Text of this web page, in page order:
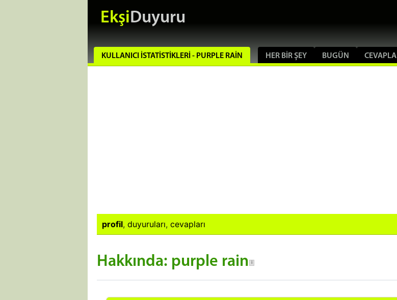
EkşiDuyuru
KULLANICI İSTATISTIKLERI - PURPLE RAIN HER BIR ŞEY BUGÜN CEVAPLA
profil, duyuruları, cevapları
Hakkında: purple rain